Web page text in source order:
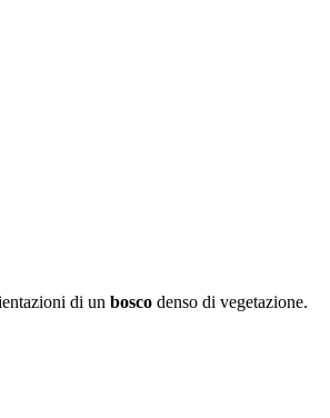
di un bosco denso di vegetazione.